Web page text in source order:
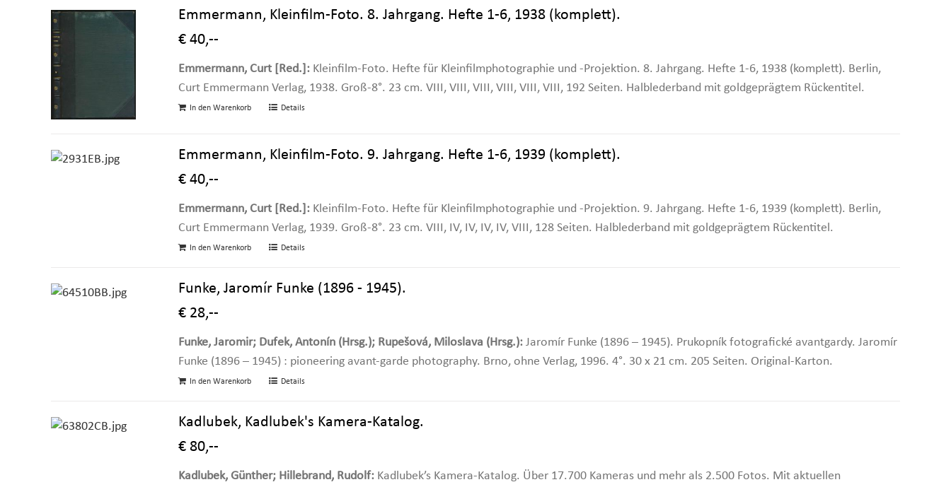
Emmermann, Kleinfilm-Foto. 8. Jahrgang. Hefte 1-6, 1938 (komplett).
€ 40,--
Emmermann, Curt [Red.]: Kleinfilm-Foto. Hefte für Kleinfilmphotographie und -Projektion. 8. Jahrgang. Hefte 1-6, 1938 (komplett). Berlin,
Curt Emmermann Verlag, 1938. Groß-8°. 23 cm. VIII, VIII, VIII, VIII, VIII, VIII, 192 Seiten. Halblederband mit goldgeprägtem Rückentitel.
In den Warenkorb Details
Emmermann, Kleinfilm-Foto. 9. Jahrgang. Hefte 1-6, 1939 (komplett).
€ 40,--
Emmermann, Curt [Red.]: Kleinfilm-Foto. Hefte für Kleinfilmphotographie und -Projektion. 9. Jahrgang. Hefte 1-6, 1939 (komplett). Berlin,
Curt Emmermann Verlag, 1939. Groß-8°. 23 cm. VIII, IV, IV, IV, IV, VIII, 128 Seiten. Halblederband mit goldgeprägtem Rückentitel.
In den Warenkorb Details
Funke, Jaromír Funke (1896 - 1945).
€ 28,--
Funke, Jaromir; Dufek, Antonín (Hrsg.); Rupešová, Miloslava (Hrsg.): Jaromír Funke (1896 – 1945). Prukopník fotografické avantgardy. Jaromír
Funke (1896 – 1945) : pioneering avant-garde photography. Brno, ohne Verlag, 1996. 4°. 30 x 21 cm. 205 Seiten. Original-Karton.
In den Warenkorb Details
Kadlubek, Kadlubek's Kamera-Katalog.
€ 80,--
Kadlubek, Günther; Hillebrand, Rudolf: Kadlubek’s Kamera-Katalog. Über 17.700 Kameras und mehr als 2.500 Fotos. Mit aktuellen